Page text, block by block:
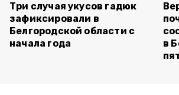
Три случая укусов гадюк
зафиксировали в
Белгородской области с
начала года
в